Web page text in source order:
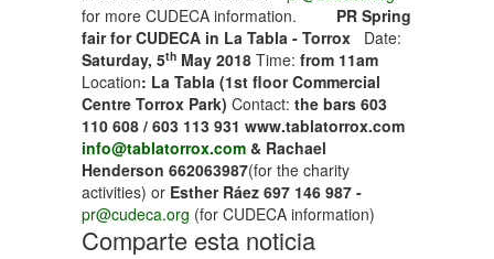
for more CUDECA information. PR Spring
fair for CUDECA in La Tabla - Torrox
Date:
Saturday, 5th May 2018 Time: from 11am
Location: La Tabla (1st floor Commercial
Centre Torrox Park) Contact: the bars 603
110 608 / 603 113 931 www.tablatorrox.com
info@tablatorrox.com & Rachael
Henderson 662063987(for the charity
activities) or Esther Ráez 697 146 987 -
pr@cudeca.org (for CUDECA information)
Comparte esta noticia